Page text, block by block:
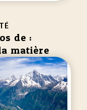
de :
matière